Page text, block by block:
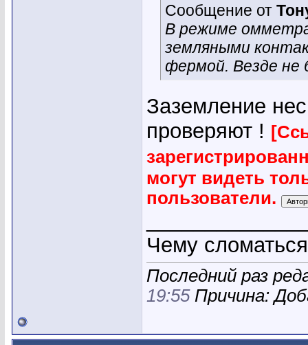
Сообщение от
В режиме
земляными
фермой. Везде не
Заземление
проверяют !
могут видеть
пользователи.
Чему
Последний раз
19:55Причина: